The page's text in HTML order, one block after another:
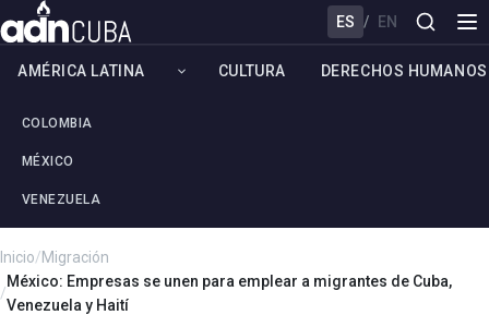
ES / EN
AMÉRICA LATINA
COLOMBIA
MÉXICO
VENEZUELA
CULTURA DERECHOS HUMANOS
Inicio/Migración
/
México: Empresas se unen para emplear a migrantes de Cuba,
Venezuela y Haití